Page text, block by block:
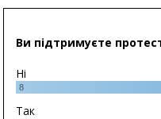
Ви підтримуєте
Ні
8
Так